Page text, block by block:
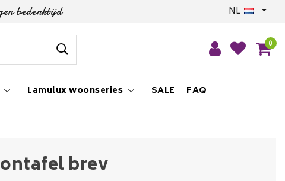
bedenktijd NL
0
Lamulux woonseries SALE FAQ
brev